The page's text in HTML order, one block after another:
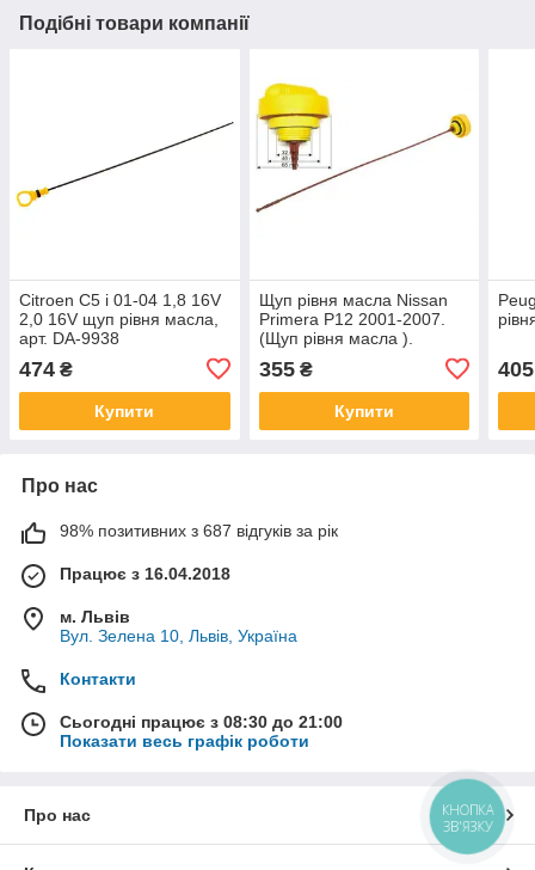
Подібні товари компанії
Citroen C5 і 01-04 1,8 16V
2,0 16V щуп рівня масла,
арт. DA-9938
474 ₴
Купити
Щуп рівня масла Nissan
Primera P12 2001-2007.
(Щуп рівня масла ).
355₴
Купити
405
Про нас
98% позитивних з 687 відгуків за рік
Працює з 16.04.2018
м. Львів
Вул. Зелена 10, Львів, Україна
Контакти
Сьогодні працює з 08:30 до 21:00
Показати весь графік роботи
Про нас
КНОПКА
ЗВ'ЯЗКУ